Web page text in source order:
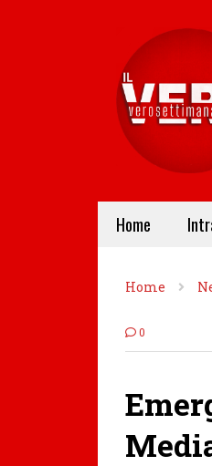
Home
Home
0